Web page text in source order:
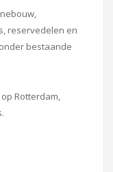
reservedelen en
bestaande
Rotterdam,